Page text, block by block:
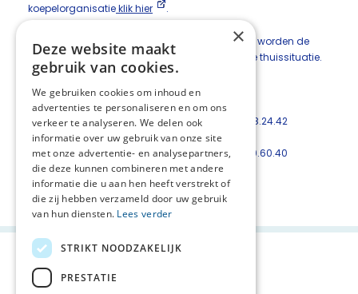
koepelorganisatieklik hier .
In de regio Dordrecht Gorinchem en omstreken worden de
vrijwilligers ingezet binnen de hospices en in de thuissituatie.
Voor inzet in de thuissituatie kunt u terecht bij:
Hospice de Patio te Dordrecht, telefoon 078-648.24.42
Hospice VPZ Gorinchem in Gorinchem. 0183-40.60.40
Deel deze pagina:
×
Deze website maakt
gebruik van cookies.
We gebruiken cookies om inhoud en
advertenties te personaliseren en om ons
verkeer te analyseren. We delen ook
informatie over uw gebruik van onze site
met onze advertentie- en analysepartners,
die deze kunnen combineren met andere
informatie die u aan hen heeft verstrekt of
die zij hebben verzameld door uw gebruik
van hun diensten. Lees verder
STRIKT NOODZAKELIJK
PRESTATIE